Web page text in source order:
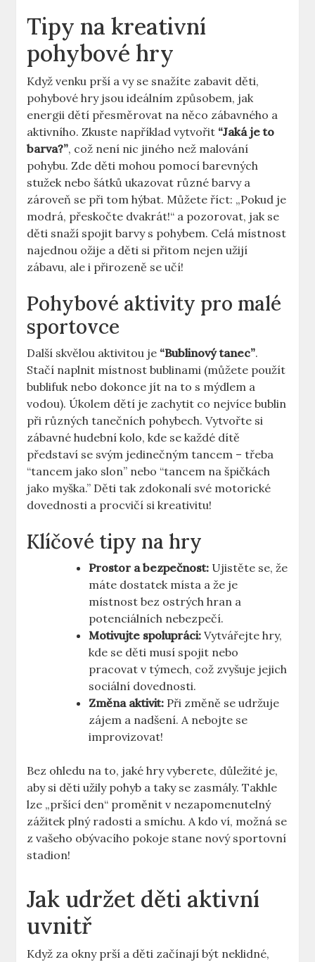
Tipy na kreativní
pohybové hry
Když venku prší a vy se snažíte zabavit děti,
pohybové hry jsou ideálním způsobem, jak
energii dětí přesměrovat na něco zábavného a
aktivního. Zkuste například vytvořit “Jaká je to
barva?”, což není nic jiného než malování
pohybu. Zde děti mohou pomocí barevných
stužek nebo šátků ukazovat různé barvy a
zároveň se při tom hýbat. Můžete říct: „Pokud je
modrá, přeskočte dvakrát!“ a pozorovat, jak se
děti snaží spojit barvy s pohybem. Celá místnost
najednou ožije a děti si přitom nejen užijí
zábavu, ale i přirozeně se učí!
Pohybové aktivity pro malé
sportovce
Další skvělou aktivitou je “Bublinový tanec”.
Stačí naplnit místnost bublinami (můžete použít
bublifuk nebo dokonce jít na to s mýdlem a
vodou). Úkolem dětí je zachytit co nejvíce bublin
při různých tanečních pohybech. Vytvořte si
zábavné hudební kolo, kde se každé dítě
představí se svým jedinečným tancem – třeba
“tancem jako slon” nebo “tancem na špičkách
jako myška.” Děti tak zdokonalí své motorické
dovednosti a procvičí si kreativitu!
Klíčové tipy na hry
Prostor a bezpečnost: Ujistěte se, že
máte dostatek místa a že je
místnost bez ostrých hran a
potenciálních nebezpečí.
Motivujte spolupráci: Vytvářejte hry,
kde se děti musí spojit nebo
pracovat v týmech, což zvyšuje jejich
sociální dovednosti.
Změna aktivit: Při změně se udržuje
zájem a nadšení. A nebojte se
improvizovat!
Bez ohledu na to, jaké hry vyberete, důležité je,
aby si děti užily pohyb a taky se zasmály. Takhle
lze „pršící den“ proměnit v nezapomenutelný
zážitek plný radosti a smíchu. A kdo ví, možná se
z vašeho obývacího pokoje stane nový sportovní
stadion!
Jak udržet děti aktivní
uvnitř
Když za okny prší a děti začínají být neklidné,